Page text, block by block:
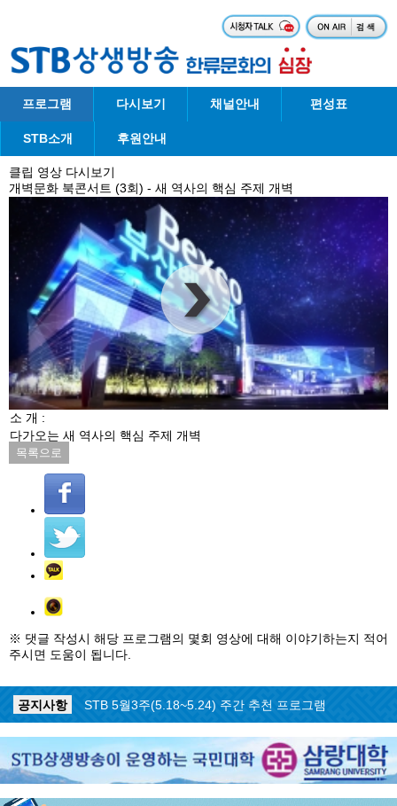
프로그램 다시보기 채널안내 편성표
STB소개 후원안내
클립 영상 다시보기
개벽문화 북콘서트 (3회) - 새 역사의 핵심 주제 개벽
00:00:00|00:00:00
소 개 :
다가오는 새 역사의 핵심 주제 개벽
목록으로
※ 댓글 작성시 해당 프로그램의 몇회 영상에 대해 이야기하는지 적어
주시면 도움이 됩니다.
공지사항
STB 5월4주(5.25~5.31) 주간 추천 프로그램
공지사항
STB 5월3주(5.18~5.24) 주간 추천 프로그램
공지사항
STB 4월마지막주(4.27~5.3) 주간 추천 프로그램
STB 4월4주(4.20~4.26) 주간 추천 프로그램
공지사항
STB 4월2주(4.6~4.12) 주간 추천 프로그램
공지사항
STB 4월1주(3.30~4.5) 주간 추천 프로그램
공지사항
STB 3월4주(3.23~3.29) 주간 추천 프로그램